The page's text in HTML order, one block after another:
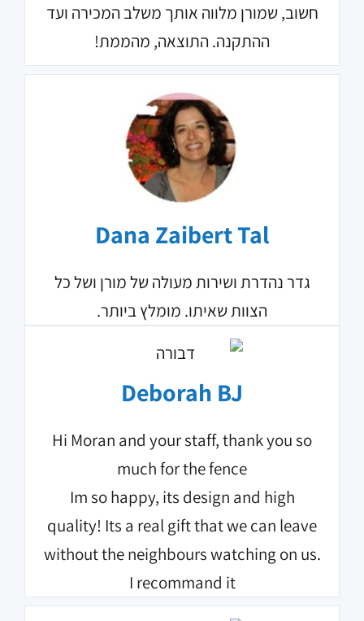
חשוב, שמורן מלווה אותך משלב המכירה ועד
ההתקנה. התוצאה, מהממת!
Dana Zaibert Tal‎‏
גדר נהדרת ושירות מעולה של מורן ושל כל
הצוות שאיתו. מומלץ ביותר.
Deborah BJ‎‏
Hi Moran and your staff, thank you so
much for the fence
Im so happy, its design and high
quality! Its a real gift that we can leave
without the neighbours watching on us.
I recommand it